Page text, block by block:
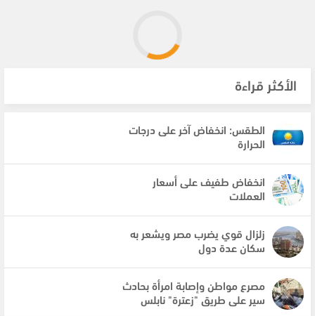
الأكثر قراءة
الطقس: انخفاض آخر على درجات
الحرارة
انخفاض طفيف على أسعار
العملات
زلزال قوي يضرب مصر ويشعر به
سكان عدة دول
مصرع مواطن وإصابة امرأة بحادث
سير على طريق "زعترة" نابلس